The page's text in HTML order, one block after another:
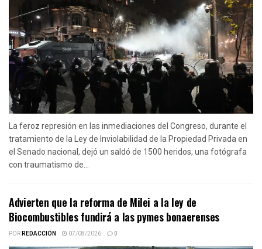
La feroz represión en las inmediaciones del Congreso, durante el
tratamiento de la Ley de Inviolabilidad de la Propiedad Privada en
el Senado nacional, dejó un saldó de 1500 heridos, una fotógrafa
con traumatismo de...
Advierten que la reforma de Milei a la ley de
Biocombustibles fundirá a las pymes bonaerenses
PORREDACCIÓN 07/08/2026 0